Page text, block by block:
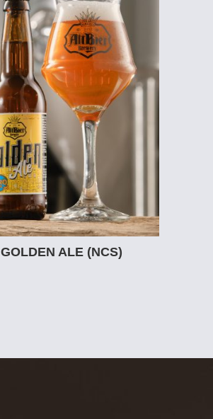
GOLDEN ALE (NCS)